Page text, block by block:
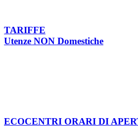
TARIFFE
Utenze NON Domestiche
ECOCENTRI ORARI DI